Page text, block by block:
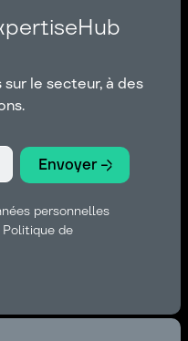
le secteur, à des
personnelles
de